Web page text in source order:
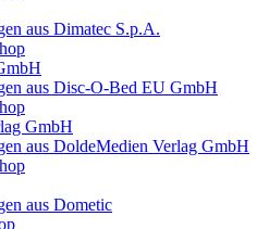
aus Dimatec S.p.A.
aus Disc-O-Bed EU GmbH
GmbH
aus DoldeMedien Verlag GmbH
aus Dometic